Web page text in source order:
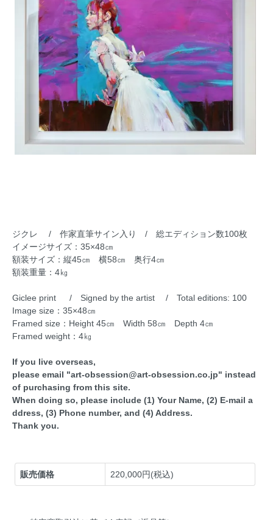
ジクレ / 作家直筆サイン入り / 総エディション数100枚
イメージサイズ：35×48㎝
額装サイズ：縦45㎝ 横58㎝ 奥行4㎝
額装重量：4㎏
Giclee print / Signed by the artist / Total editions: 100
Image size：35×48㎝
Framed size：Height 45㎝ Width 58㎝ Depth 4㎝
Framed weight：4㎏
If you live overseas,
please email "art-obsession@art-obsession.co.jp" instead
of purchasing from this site.
When doing so, please include (1) Your Name, (2) E-mail a
ddress, (3) Phone number, and (4) Address.
Thank you.
販売価格 220,000円(税込)